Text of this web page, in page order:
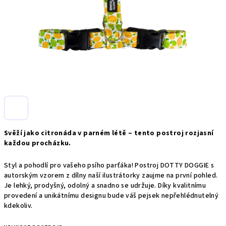
Svěží jako citronáda v parném létě – tento postroj rozjasní
každou procházku.
Styl a pohodlí pro vašeho psího parťáka! Postroj DOTTY DOGGIE s
autorským vzorem z dílny naší ilustrátorky zaujme na první pohled.
Je lehký, prodyšný, odolný a snadno se udržuje. Díky kvalitnímu
provedení a unikátnímu designu bude váš pejsek nepřehlédnutelný
kdekoliv.